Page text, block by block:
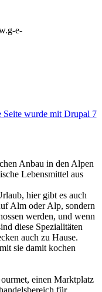
e-
Seite wurde mit Drupal 7
Anbau in den Alpen
Lebensmittel aus
hier gibt es auch
Alm oder Alp, sondern
werden, und wenn
diese Spezialitäten
auch zu Hause.
sie damit kochen
einen Marktplatz